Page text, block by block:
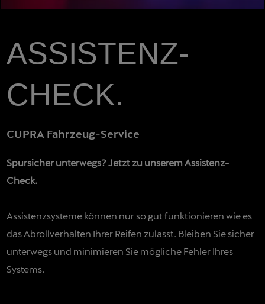
ASSISTENZ-
CHECK.
CUPRA Fahrzeug-Service
Spursicher unterwegs? Jetzt zu unserem Assistenz-
Check.
Assistenzsysteme können nur so gut funktionieren wie es
das Abrollverhalten Ihrer Reifen zulässt. Bleiben Sie sicher
unterwegs und minimieren Sie mögliche Fehler Ihres
Systems.